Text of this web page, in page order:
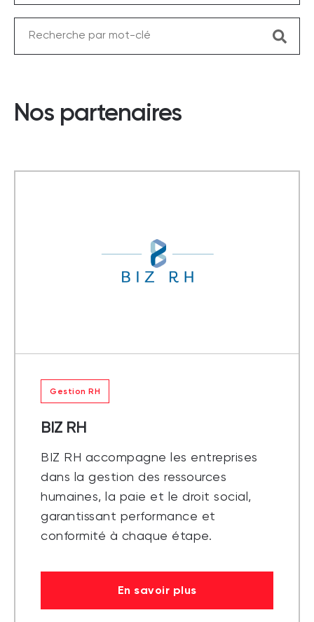
Nos partenaires
Gestion RH
BIZ RH
BIZ RH accompagne les entreprises
dans la gestion des ressources
humaines, la paie et le droit social,
garantissant performance et
conformité à chaque étape.
En savoir plus